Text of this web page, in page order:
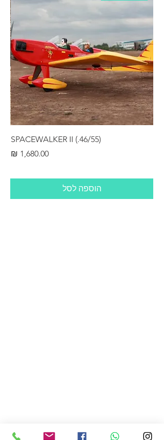
SPACEWALKER II (.46/55)
מחיר
הוספה לסל